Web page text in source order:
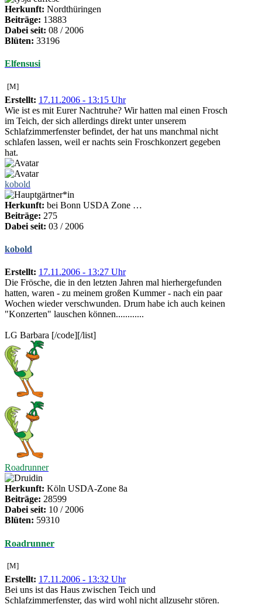
Herkunft: Nordthüringen
Beiträge: 13883
Dabei seit: 08 / 2006
Blüten: 33196
Elfensusi
[M]
Erstellt: 17.11.2006 - 13:15 Uhr
Wie ist es mit Eurer Nachtruhe? Wir hatten mal einen Frosch
im Teich, der sich allerdings direkt unter unserem
Schlafzimmerfenster befindet, der hat uns manchmal nicht
schlafen lassen, weil er nachts sein Froschkonzert gegeben
hat.
kobold
Herkunft: bei Bonn USDA Zone …
Beiträge: 275
Dabei seit: 03 / 2006
kobold
Erstellt: 17.11.2006 - 13:27 Uhr
Die Frösche, die in den letzten Jahren mal hierhergefunden
hatten, waren - zu meinem großen Kummer - nach ein paar
Wochen wieder verschwunden. Drum habe ich auch keinen
"Konzerten" lauschen können............
LG Barbara [/code][/list]
Roadrunner
Herkunft: Köln USDA-Zone 8a
Beiträge: 28599
Dabei seit: 10 / 2006
Blüten: 59310
Roadrunner
[M]
Erstellt: 17.11.2006 - 13:32 Uhr
Bei uns ist das Haus zwischen Teich und
Schlafzimmerfenster, das wird wohl nicht allzusehr stören.